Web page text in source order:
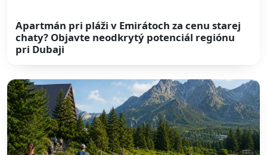
Apartmán pri pláži v Emirátoch za cenu starej
chaty? Objavte neodkrytý potenciál regiónu
pri Dubaji